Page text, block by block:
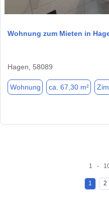
Wohnung zum Mieten in
Hagen, 58089
Wohnung ca. 67,30 m²
1 -
1 2